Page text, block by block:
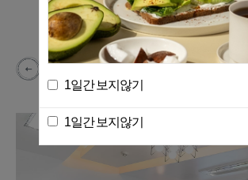
1일간 보지않기
1일간 보지않기
Room's
남해 봄여름가을겨울 애견동반 펜션의 객실